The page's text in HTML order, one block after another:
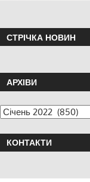
СТРІЧКА НОВИН
АРХІВИ
КОНТАКТИ